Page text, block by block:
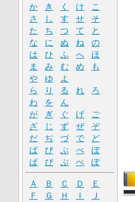
か
き く け
こ
さ
し す せ
そ
た
ち つ て
と
な
に ぬ ね
の
は
ひ ふ へ
ほ
ま
み む め
も
や
ゆ
よ
ら
り る れ
ろ
わ
を
ん
が
ぎ ぐ げ
ご
ざ
じ ず ぜ
ぞ
だ
ぢ づ で
ど
ば
び ぶ べ
ぼ
ぱ
ぴ ぷ ぺ ぽ
Ａ Ｂ Ｃ Ｄ
Ｅ
Ｆ
Ｇ Ｈ Ｉ
Ｊ